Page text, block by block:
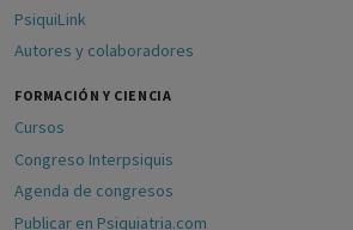
PsiquiLink
Autores y colaboradores
FORMACIÓN Y CIENCIA
Cursos
Congreso Interpsiquis
Agenda de congresos
Publicar en Psiquiatria.com